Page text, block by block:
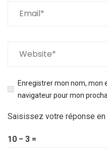
Enregistrer mon nom, mon
navigateur pour mon
Saisissez votre réponse
10 − 3 =